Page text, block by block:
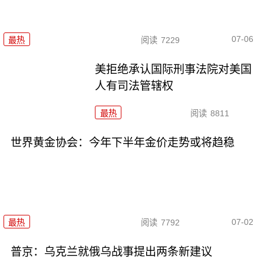
最热 阅读 7229 07-06
美拒绝承认国际刑事法院对美国
人有司法管辖权
最热 阅读 8811
世界黄金协会：今年下半年金价走势或将趋稳
最热 阅读 7792 07-02
普京：乌克兰就俄乌战事提出两条新建议